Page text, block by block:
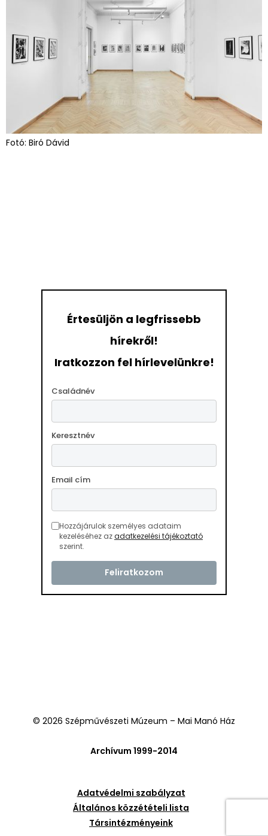
Fotó: Biró Dávid
Értesüljön a legfrissebb
hírekről!
Iratkozzon fel hírlevelünkre!
Családnév
Keresztnév
Email cím
Hozzájárulok személyes adataim
kezeléséhez azadatkezelési tájékoztató
szerint.
© 2026 Szépművészeti Múzeum – Mai Manó Ház
Archívum 1999-2014
Adatvédelmi szabályzat
Általános közzétételi lista
Társintézményeink